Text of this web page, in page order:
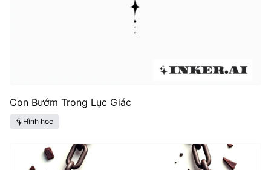
Con Bướm Trong Lục Giác
Hình học